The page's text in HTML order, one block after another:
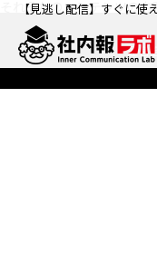
【見逃し配信】すぐに
それぞれのコンテンツの
運営